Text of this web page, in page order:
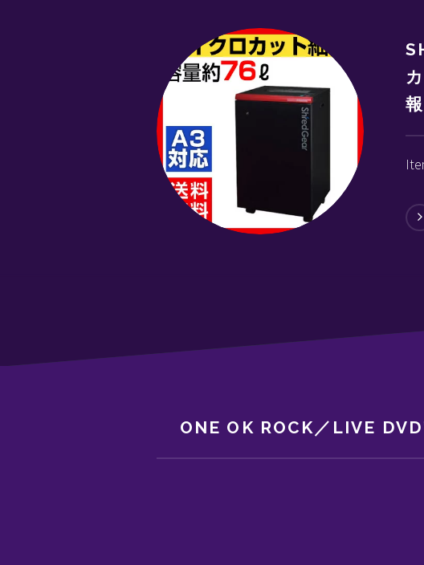
ONE OK ROCK／LIVE